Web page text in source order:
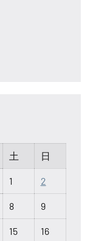
土 日
1 2
8 9
15 16